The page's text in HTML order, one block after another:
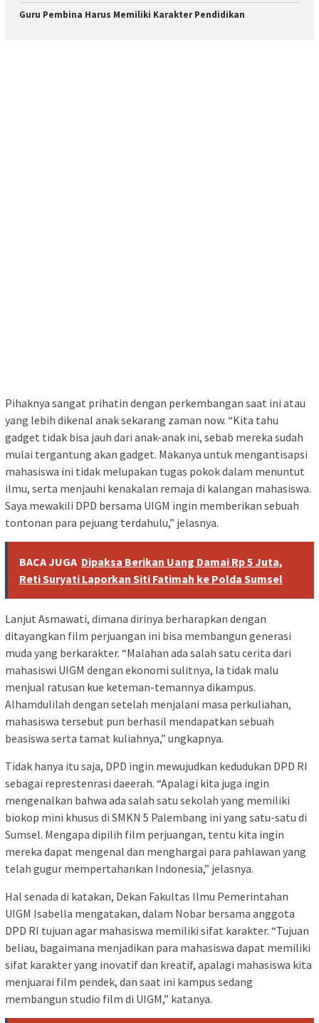
Guru Pembina Harus Memiliki Karakter Pendidikan
Pihaknya sangat prihatin dengan perkembangan saat ini atau
yang lebih dikenal anak sekarang zaman now. “Kita tahu
gadget tidak bisa jauh dari anak-anak ini, sebab mereka sudah
mulai tergantung akan gadget. Makanya untuk mengantisapsi
mahasiswa ini tidak melupakan tugas pokok dalam menuntut
ilmu, serta menjauhi kenakalan remaja di kalangan mahasiswa.
Saya mewakili DPD bersama UIGM ingin memberikan sebuah
tontonan para pejuang terdahulu,” jelasnya.
BACA JUGA Dipaksa Berikan Uang Damai Rp 5 Juta,
Reti Suryati Laporkan Siti Fatimah ke Polda Sumsel
Lanjut Asmawati, dimana dirinya berharapkan dengan
ditayangkan film perjuangan ini bisa membangun generasi
muda yang berkarakter. “Malahan ada salah satu cerita dari
mahasiswi UIGM dengan ekonomi sulitnya, Ia tidak malu
menjual ratusan kue keteman-temannya dikampus.
Alhamdulilah dengan setelah menjalani masa perkuliahan,
mahasiswa tersebut pun berhasil mendapatkan sebuah
beasiswa serta tamat kuliahnya,” ungkapnya.
Tidak hanya itu saja, DPD ingin mewujudkan kedudukan DPD RI
sebagai represtenrasi daeerah. “Apalagi kita juga ingin
mengenalkan bahwa ada salah satu sekolah yang memiliki
biokop mini khusus di SMKN 5 Palembang ini yang satu-satu di
Sumsel. Mengapa dipilih film perjuangan, tentu kita ingin
mereka dapat mengenal dan menghargai para pahlawan yang
telah gugur mempertahankan Indonesia,” jelasnya.
Hal senada di katakan, Dekan Fakultas Ilmu Pemerintahan
UIGM Isabella mengatakan, dalam Nobar bersama anggota
DPD RI tujuan agar mahasiswa memiliki sifat karakter. “Tujuan
beliau, bagaimana menjadikan para mahasiswa dapat memiliki
sifat karakter yang inovatif dan kreatif, apalagi mahasiswa kita
menjuarai film pendek, dan saat ini kampus sedang
membangun studio film di UIGM,” katanya.